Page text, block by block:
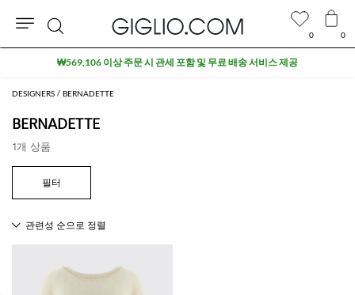
DESIGNERS BERNADETTE
BERNADETTE
1개 상품
0 0
검
색
₩569,106 이상 주문 시 관세 포함 및 무료 배송 서비스 제공